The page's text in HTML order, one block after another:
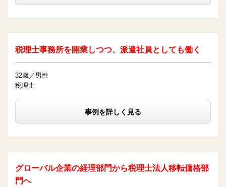
税理士事務所を開業しつつ、派遣社員としても働く
32歳／男性
税理士
事例を詳しく見る
グローバル企業の経理部門から税理士法人移転価格部
門へ